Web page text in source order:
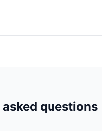
questions